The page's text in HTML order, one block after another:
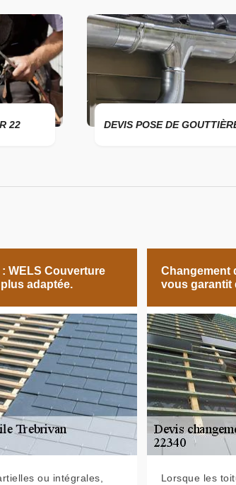
22 DEVIS POSE DE
WELS Couverture
adaptée.
ou intégrales,
Changement
vous garantit
Lorsque les